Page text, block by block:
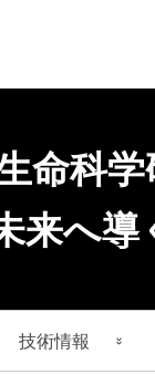
命科学
来へ導
技術情報